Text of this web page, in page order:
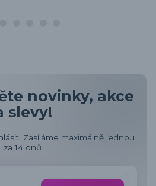
novinky, akce
slevy!
Zasíláme maximálně jednou
za 14 dnů.